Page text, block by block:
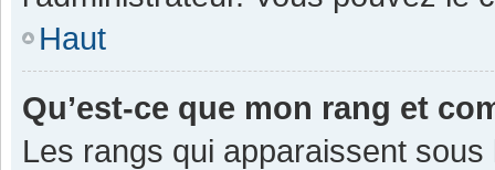
Haut
Qu’est-ce que mon rang et
Les rangs qui apparaissent